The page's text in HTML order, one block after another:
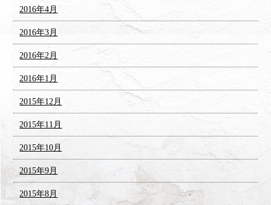
2016年4月
2016年3月
2016年2月
2016年1月
2015年12月
2015年11月
2015年10月
2015年9月
2015年8月